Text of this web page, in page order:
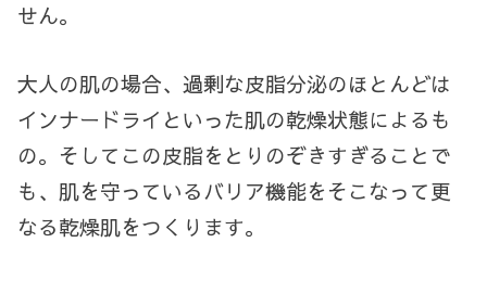
せん。
大人の肌の場合、過剰な皮脂分泌のほとんどは
インナードライといった肌の乾燥状態によるも
の。そしてこの皮脂をとりのぞきすぎることで
も、肌を守っているバリア機能をそこなって更
なる乾燥肌をつくります。